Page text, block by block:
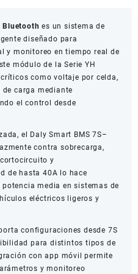
Bluetooth es un sistema de
diseñado para
y monitoreo en tiempo real de
módulo de la Serie YH
como voltaje por celda,
carga mediante
el control desde
el Daly Smart BMS 7S–
contra sobrecarga,
y
de hasta 40A lo hace
media en sistemas de
eléctricos ligeros y
configuraciones desde 7S
para distintos tipos de
con app móvil permite
y monitoreo